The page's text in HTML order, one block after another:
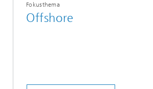
Fokusthema
Offshore